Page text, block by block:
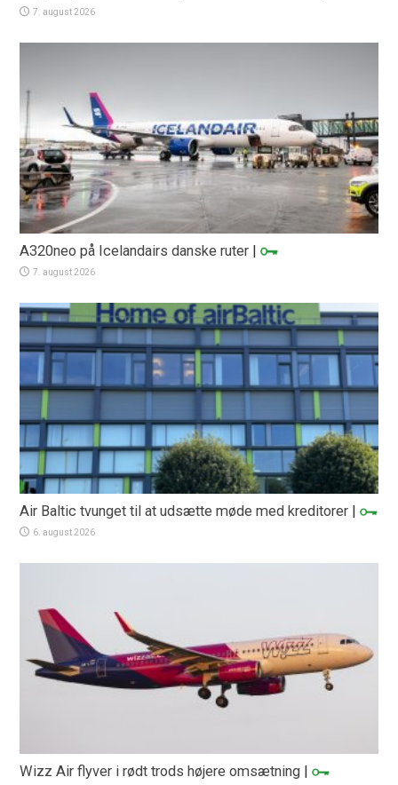
7. august 2026
A320neo på Icelandairs danske ruter |
7. august 2026
Air Baltic tvunget til at udsætte møde med kreditorer |
6. august 2026
Wizz Air flyver i rødt trods højere omsætning |